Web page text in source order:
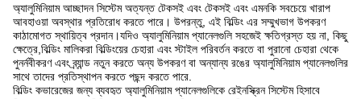
অ্যালুমিনিয়াম আচ্ছাদন সিস্টেম অত্যন্ত টেকসই এবং টেকসই এবং এমনকি সবচেয়ে খারাপ
আবহাওয়া অবস্থার প্রতিরোধ করতে পারে। উপরন্তু, এই বিল্ডিং এর সম্মুখভাগ উপকরণ
কাঠামোগত স্থায়িত্ব প্রদান।যদিও অ্যালুমিনিয়াম প্যানেলগুলি সহজেই ক্ষতিগ্রস্ত হয় না, কিছু
ক্ষেত্রে,বিল্ডিং মালিকরা বিল্ডিংয়ের চেহারা এবং স্টাইল পরিবর্তন করতে বা পুরানো চেহারা থেকে
পুনর্নবীকরণ এবং ব্র্যান্ড নতুন করতে অন্য উপকরণ বা অন্যান্য রঙের অ্যালুমিনিয়াম প্যানেলগুলির
সাথে তাদের প্রতিস্থাপন করতে পছন্দ করতে পারে.
বিল্ডিং কভারেজের জন্য ব্যবহৃত অ্যালুমিনিয়াম প্যানেলগুলিকে রেইনস্ক্রিন সিস্টেম হিসাবে